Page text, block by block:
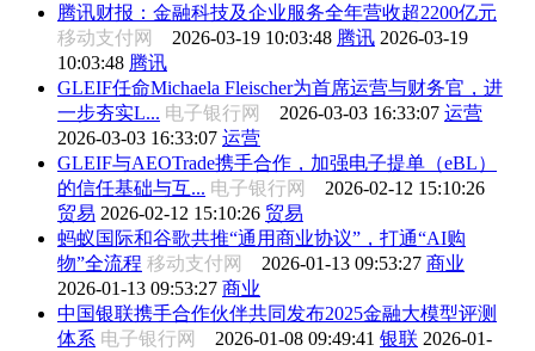
腾讯财报：金融科技及企业服务全年营收超2200亿元
移动支付网 2026-03-19 10:03:48 腾讯 2026-03-19
10:03:48 腾讯
GLEIF任命Michaela Fleischer为首席运营与财务官，进
一步夯实L... 电子银行网 2026-03-03 16:33:07 运营
2026-03-03 16:33:07 运营
GLEIF与AEOTrade携手合作，加强电子提单（eBL）
的信任基础与互... 电子银行网 2026-02-12 15:10:26
贸易 2026-02-12 15:10:26 贸易
蚂蚁国际和谷歌共推“通用商业协议”，打通“AI购
物”全流程 移动支付网 2026-01-13 09:53:27 商业
2026-01-13 09:53:27 商业
中国银联携手合作伙伴共同发布2025金融大模型评测
体系 电子银行网 2026-01-08 09:49:41 银联 2026-01-